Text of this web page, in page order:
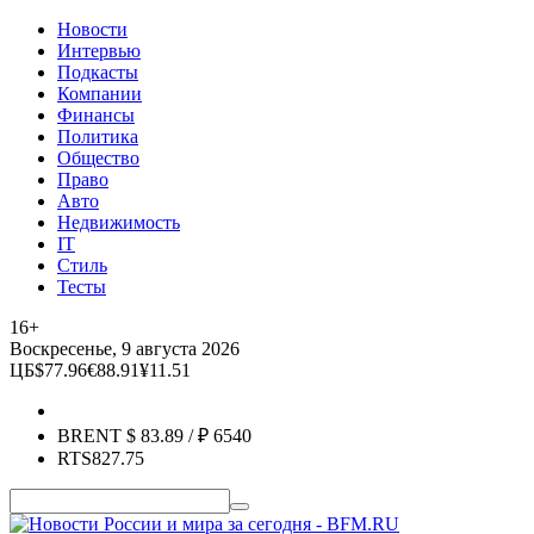
Новости
Интервью
Подкасты
Компании
Финансы
Политика
Общество
Право
Авто
Недвижимость
IT
Стиль
Тесты
16+
Воскресенье, 9 августа 2026
ЦБ$77.96€88.91¥11.51
BRENT $ 83.89 / ₽ 6540
RTS827.75